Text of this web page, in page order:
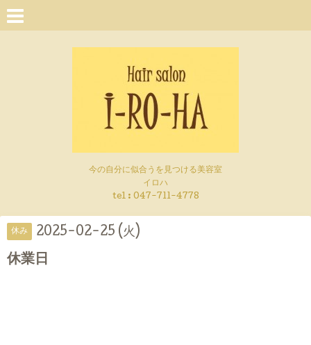
今の自分に似合うを見つける美容室
イロハ
tel : 047-711-4778
休み 2025-02-25 (火)
休業日